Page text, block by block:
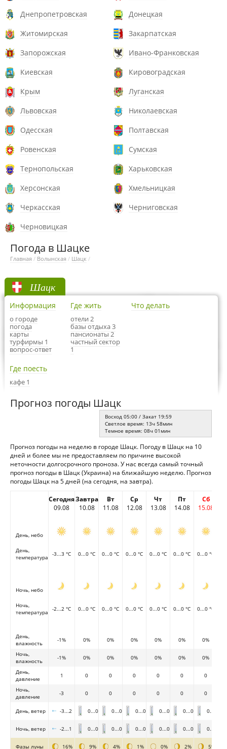
Днепропетровская
Донецкая
Житомирская
Закарпатская
Запорожская
Ивано-Франковская
Киевская
Кировоградская
Крым
Луганская
Львовская
Николаевская
Одесская
Полтавская
Ровенская
Сумская
Тернопольская
Харьковская
Херсонская
Хмельницкая
Черкасская
Черниговская
Черновицкая
Погода в Шацке
Главная / Волынская / Шацк /
Шацк
Информация
о городе
погода
карты
турфирмы 1
вопрос-ответ
Где жить
отели 2
базы отдыха 3
пансионаты 2
частный сектор
1
Что делать
Где поесть
кафе 1
Прогноз погоды Шацк
Восход 05:00 / Закат 19:59
Светлое время: 13ч 58мин
Темное время: 08ч 01мин
Прогноз погоды на неделю в городе Шацк. Погоду в Шацк на 10
дней и более мы не предоставляем по причине высокой
неточности долгосрочного проноза. У нас всегда самый точный
прогноз погоды в Шацк (Украина) на ближайшую неделю. Прогноз
погоды Шацк на 5 дней (на сегодня, на завтра).
Сегодня
09.08
Завтра
10.08
Вт
11.08
Ср
12.08
Чт
13.08
Пт
14.08
Сб
15.08
День, небо
День,
температура
-3...3 °C 0...0 °C 0...0 °C 0...0 °C 0...0 °C 0...0 °C 0...0 °C
Ночь, небо
Ночь,
температура
-2...2 °C 0...0 °C 0...0 °C 0...0 °C 0...0 °C 0...0 °C 0...0 °C
День,
влажность
-1% 0% 0% 0% 0% 0%
0%
Ночь,
влажность
-1% 0% 0% 0% 0% 0%
0%
День,
давление
1 0 0 0 0 0
0
Ночь,
давление
-3 0 0 0 0 0 0
День, ветер -3...2 0...0 0...0 0...0 0...0 0...0 0...0
Ночь, ветер -2...1 0...0 0...0 0...0 0...0 0...0 0...0
Фазы луны 16% 9% 4% 1% 0% 2% 5%